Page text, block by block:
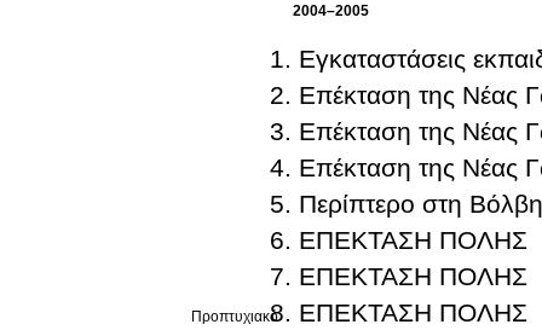
2004–2005
Προπτυχιακό
Εγκαταστάσεις
Επέκταση της Νέας
Επέκταση της Νέας
Επέκταση της Νέας
Περίπτερο στη
ΕΠΕΚΤΑΣΗ ΠΟΛΗΣ
ΕΠΕΚΤΑΣΗ ΠΟΛΗΣ
ΕΠΕΚΤΑΣΗ ΠΟΛΗΣ